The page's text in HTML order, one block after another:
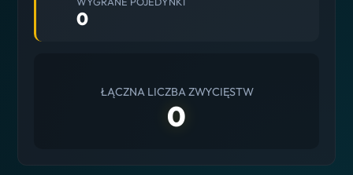
0
ŁĄCZNA LICZBA ZWYCIĘSTW
0